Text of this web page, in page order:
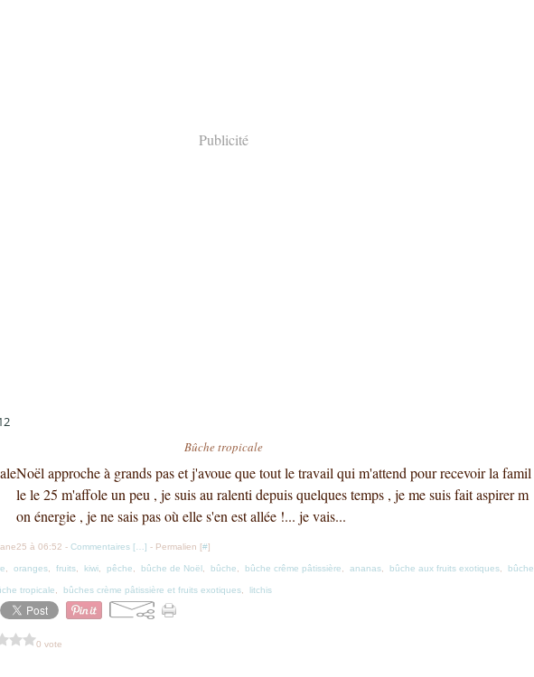
Publicité
Bûche tropicale
Noël approche à grands pas et j'avoue que tout le travail qui m'attend pour recevoir la famil
le le 25 m'affole un peu , je suis au ralenti depuis quelques temps , je me suis fait aspirer m
on énergie , je ne sais pas où elle s'en est allée !... je vais...
à 06:52 - Commentaires [ ] - Permalien [#]
oranges fruits kiwi pêche bûche de Noël bûche bûche crême pâtissière ananas bûche aux fruits exotiques bûche
tropicale bûches crème pâtissière et fruits exotiques litchis
0 vote